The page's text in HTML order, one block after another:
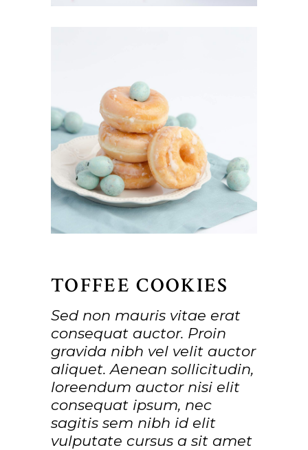
TOFFEE COOKIES
Sed non mauris vitae erat
consequat auctor. Proin
gravida nibh vel velit auctor
aliquet. Aenean sollicitudin,
loreendum auctor nisi elit
consequat ipsum, nec
sagitis sem nibh id elit
vulputate cursus a sit amet